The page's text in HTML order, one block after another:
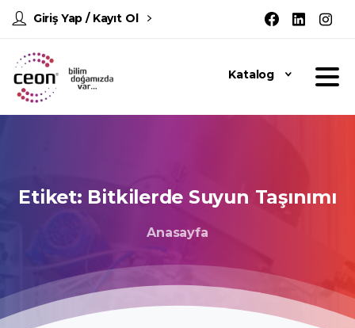
Giriş Yap / Kayıt Ol
Katalog
Etiket: Bitkilerde Suyun Taşınımı
Anasayfa